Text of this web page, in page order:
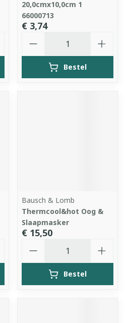
20,0cmx10,0cm 1
66000713
€ 3,74
Bestel
Bausch & Lomb
Thermcool&hot Oog &
Slaapmasker
€ 15,50
Bestel